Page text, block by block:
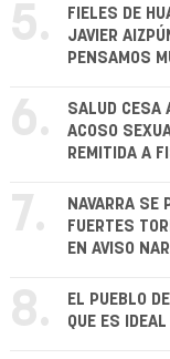
5.
FIELES DE
JAVIER
PENSAMOS
6.
SALUD CESA
ACOSO
REMITIDA A
7.
NAVARRA SE
FUERTES
EN AVISO
8.
EL PUEBLO
QUE ES